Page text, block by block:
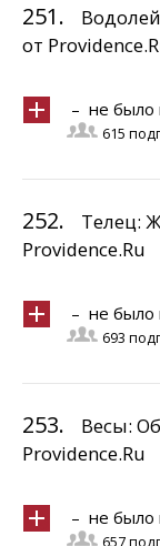
251.
от
– не было
615
252.
Телец:
Providence.Ru
– не было
693
253.
Весы:
Providence.Ru
– не было
657